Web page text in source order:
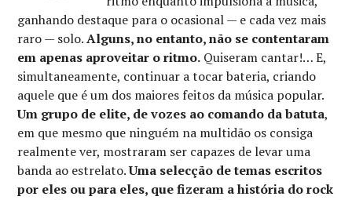
ganhando destaque para o ocasional — e cada vez mais
raro — solo.Alguns, no entanto, não se contentaram
em apenas aproveitar o ritmo. Quiseram cantar!… E,
simultaneamente, continuar a tocar bateria, criando
aquele que é um dos maiores feitos da música popular.
Um grupo de elite, de vozes ao comando da batuta,
em que mesmo que ninguém na multidão os consiga
realmente ver, mostraram ser capazes de levar uma
banda ao estrelato.Uma selecção de temas escritos
por eles ou para eles, que fizeram a história do rock